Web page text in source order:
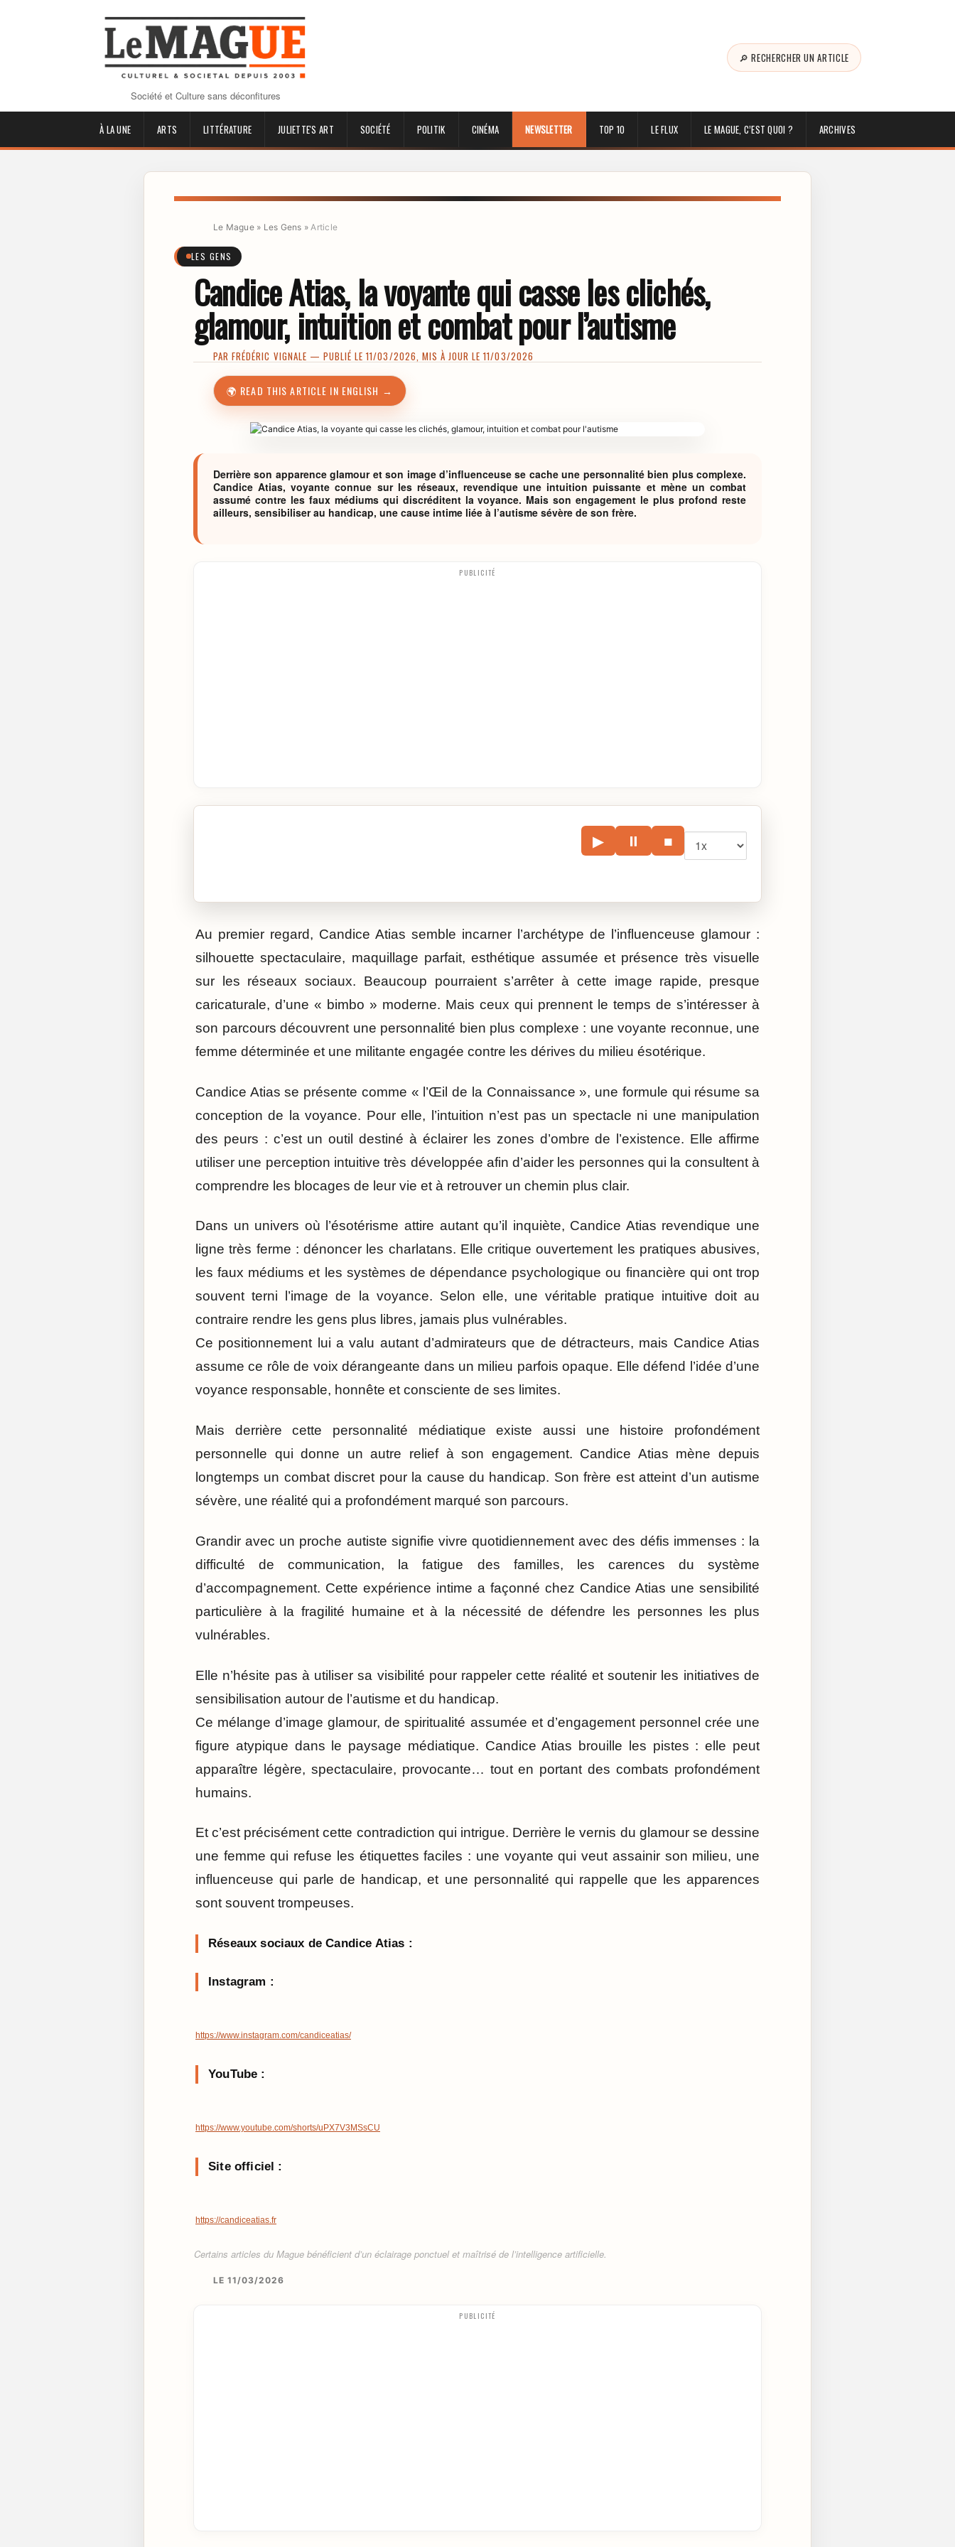
Société et Culture sans déconfitures
🔎 RECHERCHER UN ARTICLE
À LA UNE ARTS LITTÉRATURE JULIETTE'S ART SOCIÉTÉ POLITIK CINÉMA NEWSLETTER TOP 10 LE FLUX LE MAGUE, C’EST QUOI ? ARCHIVES
Le Mague» Les Gens » Article
LES GENS
Candice Atias, la voyante qui casse les clichés,
glamour, intuition et combat pour l’autisme
PARFRÉDÉRIC VIGNALE — PUBLIÉ LE 11/03/2026, MIS À JOUR LE 11/03/2026
🌍 READ THIS ARTICLE IN ENGLISH →
Derrière son apparence glamour et son image d’influenceuse se cache une personnalité bien plus complexe.
Candice Atias, voyante connue sur les réseaux, revendique une intuition puissante et mène un combat
assumé contre les faux médiums qui discréditent la voyance. Mais son engagement le plus profond reste
ailleurs, sensibiliser au handicap, une cause intime liée à l’autisme sévère de son frère.
PUBLICITÉ
▶ ⏸ ■
Au premier regard, Candice Atias semble incarner l’archétype de l’influenceuse glamour :
silhouette spectaculaire, maquillage parfait, esthétique assumée et présence très visuelle
sur les réseaux sociaux. Beaucoup pourraient s’arrêter à cette image rapide, presque
caricaturale, d’une « bimbo » moderne. Mais ceux qui prennent le temps de s’intéresser à
son parcours découvrent une personnalité bien plus complexe : une voyante reconnue, une
femme déterminée et une militante engagée contre les dérives du milieu ésotérique.
Candice Atias se présente comme « l’Œil de la Connaissance », une formule qui résume sa
conception de la voyance. Pour elle, l’intuition n’est pas un spectacle ni une manipulation
des peurs : c’est un outil destiné à éclairer les zones d’ombre de l’existence. Elle affirme
utiliser une perception intuitive très développée afin d’aider les personnes qui la consultent à
comprendre les blocages de leur vie et à retrouver un chemin plus clair.
Dans un univers où l’ésotérisme attire autant qu’il inquiète, Candice Atias revendique une
ligne très ferme : dénoncer les charlatans. Elle critique ouvertement les pratiques abusives,
les faux médiums et les systèmes de dépendance psychologique ou financière qui ont trop
souvent terni l’image de la voyance. Selon elle, une véritable pratique intuitive doit au
contraire rendre les gens plus libres, jamais plus vulnérables.
Ce positionnement lui a valu autant d’admirateurs que de détracteurs, mais Candice Atias
assume ce rôle de voix dérangeante dans un milieu parfois opaque. Elle défend l’idée d’une
voyance responsable, honnête et consciente de ses limites.
Mais derrière cette personnalité médiatique existe aussi une histoire profondément
personnelle qui donne un autre relief à son engagement. Candice Atias mène depuis
longtemps un combat discret pour la cause du handicap. Son frère est atteint d’un autisme
sévère, une réalité qui a profondément marqué son parcours.
Grandir avec un proche autiste signifie vivre quotidiennement avec des défis immenses : la
difficulté de communication, la fatigue des familles, les carences du système
d’accompagnement. Cette expérience intime a façonné chez Candice Atias une sensibilité
particulière à la fragilité humaine et à la nécessité de défendre les personnes les plus
vulnérables.
Elle n’hésite pas à utiliser sa visibilité pour rappeler cette réalité et soutenir les initiatives de
sensibilisation autour de l’autisme et du handicap.
Ce mélange d’image glamour, de spiritualité assumée et d’engagement personnel crée une
figure atypique dans le paysage médiatique. Candice Atias brouille les pistes : elle peut
apparaître légère, spectaculaire, provocante… tout en portant des combats profondément
humains.
Et c’est précisément cette contradiction qui intrigue. Derrière le vernis du glamour se dessine
une femme qui refuse les étiquettes faciles : une voyante qui veut assainir son milieu, une
influenceuse qui parle de handicap, et une personnalité qui rappelle que les apparences
sont souvent trompeuses.
Réseaux sociaux de Candice Atias :
Instagram :
https://www.instagram.com/candiceatias/
YouTube :
https://www.youtube.com/shorts/uPX7V3MSsCU
Site officiel :
https://candiceatias.fr
Certains articles du Mague bénéficient d’un éclairage ponctuel et maîtrisé de l’intelligence artificielle.
LE 11/03/2026
PUBLICITÉ